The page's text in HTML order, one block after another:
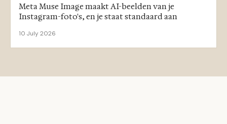
Meta Muse Image maakt AI-beelden van je
Instagram-foto's, en je staat standaard aan
10 July 2026